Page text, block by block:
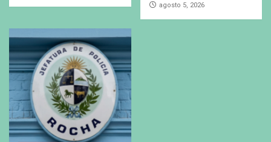
agosto 5, 2026